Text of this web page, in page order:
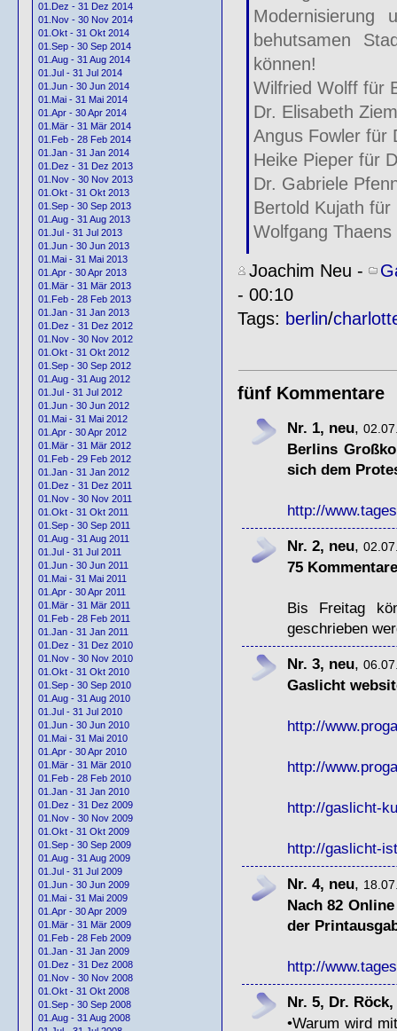
01.Dez - 31 Dez 2014
01.Nov - 30 Nov 2014
01.Okt - 31 Okt 2014
01.Sep - 30 Sep 2014
01.Aug - 31 Aug 2014
01.Jul - 31 Jul 2014
01.Jun - 30 Jun 2014
01.Mai - 31 Mai 2014
01.Apr - 30 Apr 2014
01.Mär - 31 Mär 2014
01.Feb - 28 Feb 2014
01.Jan - 31 Jan 2014
01.Dez - 31 Dez 2013
01.Nov - 30 Nov 2013
01.Okt - 31 Okt 2013
01.Sep - 30 Sep 2013
01.Aug - 31 Aug 2013
01.Jul - 31 Jul 2013
01.Jun - 30 Jun 2013
01.Mai - 31 Mai 2013
01.Apr - 30 Apr 2013
01.Mär - 31 Mär 2013
01.Feb - 28 Feb 2013
01.Jan - 31 Jan 2013
01.Dez - 31 Dez 2012
01.Nov - 30 Nov 2012
01.Okt - 31 Okt 2012
01.Sep - 30 Sep 2012
01.Aug - 31 Aug 2012
01.Jul - 31 Jul 2012
01.Jun - 30 Jun 2012
01.Mai - 31 Mai 2012
01.Apr - 30 Apr 2012
01.Mär - 31 Mär 2012
01.Feb - 29 Feb 2012
01.Jan - 31 Jan 2012
01.Dez - 31 Dez 2011
01.Nov - 30 Nov 2011
01.Okt - 31 Okt 2011
01.Sep - 30 Sep 2011
01.Aug - 31 Aug 2011
01.Jul - 31 Jul 2011
01.Jun - 30 Jun 2011
01.Mai - 31 Mai 2011
01.Apr - 30 Apr 2011
01.Mär - 31 Mär 2011
01.Feb - 28 Feb 2011
01.Jan - 31 Jan 2011
01.Dez - 31 Dez 2010
01.Nov - 30 Nov 2010
01.Okt - 31 Okt 2010
01.Sep - 30 Sep 2010
01.Aug - 31 Aug 2010
01.Jul - 31 Jul 2010
01.Jun - 30 Jun 2010
01.Mai - 31 Mai 2010
01.Apr - 30 Apr 2010
01.Mär - 31 Mär 2010
01.Feb - 28 Feb 2010
01.Jan - 31 Jan 2010
01.Dez - 31 Dez 2009
01.Nov - 30 Nov 2009
01.Okt - 31 Okt 2009
01.Sep - 30 Sep 2009
01.Aug - 31 Aug 2009
01.Jul - 31 Jul 2009
01.Jun - 30 Jun 2009
01.Mai - 31 Mai 2009
01.Apr - 30 Apr 2009
01.Mär - 31 Mär 2009
01.Feb - 28 Feb 2009
01.Jan - 31 Jan 2009
01.Dez - 31 Dez 2008
01.Nov - 30 Nov 2008
01.Okt - 31 Okt 2008
01.Sep - 30 Sep 2008
01.Aug - 31 Aug 2008
behutsamen
können!
Wilfried Wolff für
Dr. Elisabeth
Angus Fowler für
Heike Pieper für
Dr. Gabriele
Bertold Kujath
Wolfgang
Joachim Neu -
- 00:10
Tags: berlin/
fünf Kommentare
Nr. 1, neu,
Berlins
sich dem
http://
Nr. 2, neu,
75
Bis Freitag
geschrieben
Nr. 3, neu,
Gaslicht
http://
http://
http://gaslicht-
http://gaslicht-
Nr. 4, neu,
Nach 82
der
http://
Nr. 5, Dr.
•Warum wird